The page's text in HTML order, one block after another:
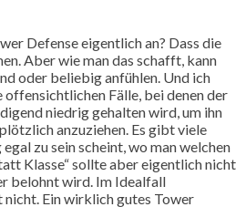
Defense eigentlich an? Dass die
Aber wie man das schafft, kann
oder beliebig anfühlen. Und ich
Fälle, bei denen der
niedrig gehalten wird, um ihn
anzuziehen. Es gibt viele
zu sein scheint, wo man welchen
Klasse“ sollte aber eigentlich nicht
belohnt wird. Im Idealfall
Ein wirklich gutes Tower